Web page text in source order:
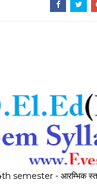
semester - आरम्भिक स्तर